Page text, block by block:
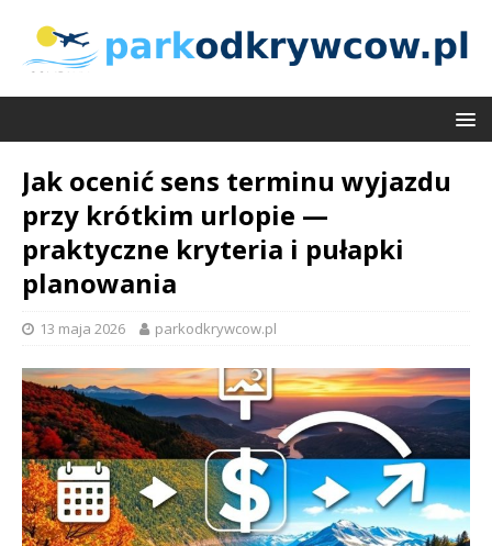
Jak ocenić sens terminu wyjazdu
przy krótkim urlopie —
praktyczne kryteria i pułapki
planowania
13 maja 2026 parkodkrywcow.pl